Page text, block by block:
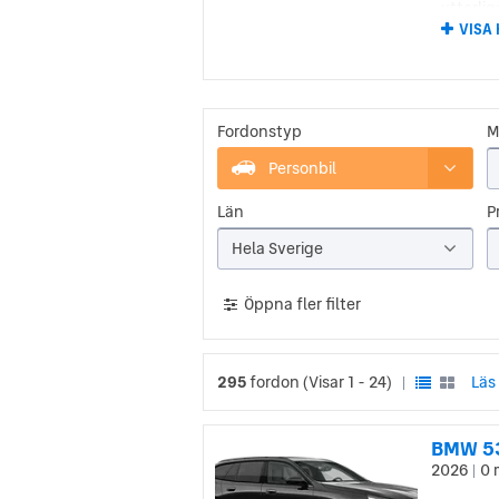
under
BMW
de
Idag
med
logotyp
VISA
Fordonstyp
Personbil
Län
Hela Sverige
Öppna fler filter
295fordon (Visar 1 - 24)
BMW
2026 0